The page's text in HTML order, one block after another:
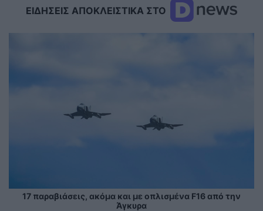
ΕΙΔΗΣΕΙΣ ΑΠΟΚΛΕΙΣΤΙΚΑ ΣΤΟ
17 παραβιάσεις, ακόμα και με οπλισμένα F16 από την
Άγκυρα